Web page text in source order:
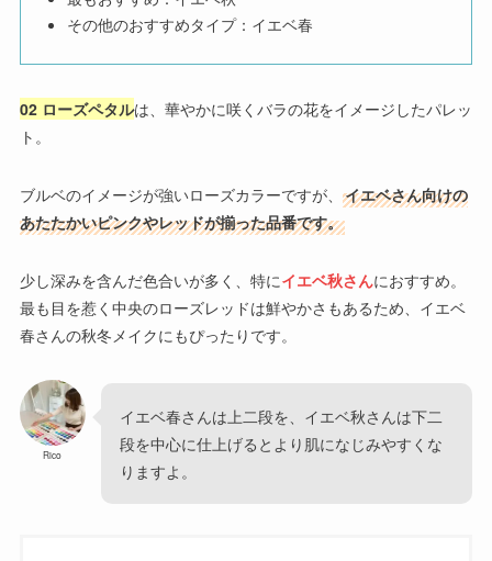
その他のおすすめタイプ：イエベ春
02 ローズペタルは、華やかに咲くバラの花をイメージしたパレッ
ト。
ブルベのイメージが強いローズカラーですが、 イエベさん向けの
あたたかいピンクやレッドが揃った品番です。
少し深みを含んだ色合いが多く、特にイエベ秋さんにおすすめ。
最も目を惹く中央のローズレッドは鮮やかさもあるため、イエベ
春さんの秋冬メイクにもぴったりです。
Rico
イエベ春さんは上二段を、イエベ秋さんは下二
段を中心に仕上げるとより肌になじみやすくな
りますよ。